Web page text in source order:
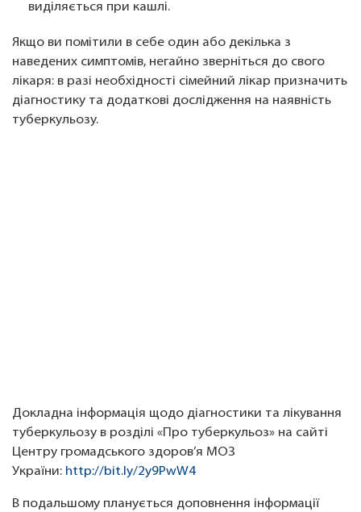
виділяється при кашлі.
Якщо ви помітили в себе один або декілька з
наведених симптомів, негайно зверніться до свого
лікаря: в разі необхідності сімейний лікар призначить
діагностику та додаткові дослідження на наявність
туберкульозу.
Докладна інформація щодо діагностики та лікування
туберкульозу в розділі «Про туберкульоз» на сайті
Центру громадського здоров’я МОЗ
України: http://bit.ly/2y9PwW4
В подальшому планується доповнення інформації